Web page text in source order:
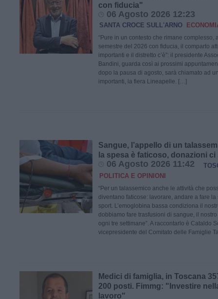
con fiducia"
06 Agosto 2026 12:23
SANTA CROCE SULL'ARNO
“Pure in un contesto che rimane complesso,
semestre del 2026 con fiducia, il comparto
importanti e il distretto c’è”: il presidente
Bandini, guarda così ai prossimi
dopo la pausa di agosto, sarà chiamato ad
importanti, la fiera Lineapelle. […]
Sangue, l’appello di un
la spesa è faticoso, donazioni
06 Agosto 2026 11:42
POLITICA E OPINIONI
“Per un talassemico anche le attività che
diventano faticose: lavorare, andare a fare
sport. L’emoglobina bassa condiziona il
dobbiamo fare trasfusioni di sangue, il
ogni tre settimane”. A raccontarlo è Cataldo
vicepresidente del Comitato delle Famiglie
Medici di famiglia, in Toscana
200 posti. Fimmg: "Investire
lavoro"